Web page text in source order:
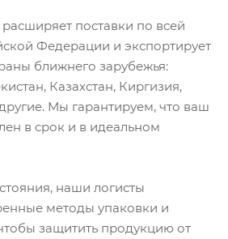
поставки по всей
Федерации и экспортирует
ближнего зарубежья:
Казахстан, Киргизия,
Мы гарантируем, что ваш
в срок и в идеальном
наши логисты
методы упаковки и
защитить продукцию от